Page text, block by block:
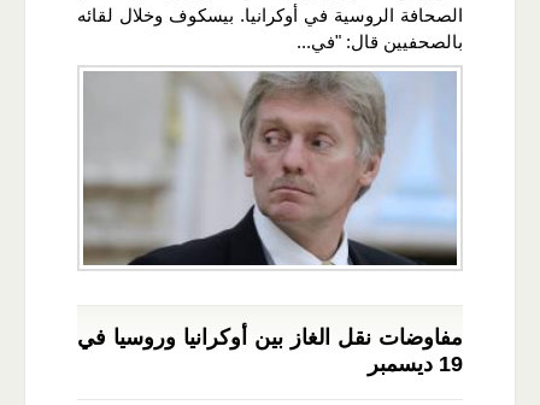
الصحافة الروسية في أوكرانيا. بيسكوف وخلال لقائه
بالصحفيين قال: "في...
مفاوضات نقل الغاز بين أوكرانيا وروسيا في
19 ديسمبر